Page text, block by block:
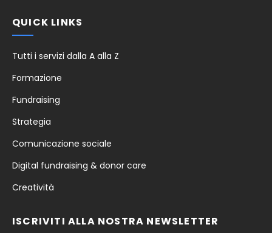
QUICK LINKS
Tutti i servizi dalla A alla Z
Formazione
Fundraising
Strategia
Comunicazione sociale
Digital fundraising & donor care
Creatività
ISCRIVITI ALLA NOSTRA NEWSLETTER